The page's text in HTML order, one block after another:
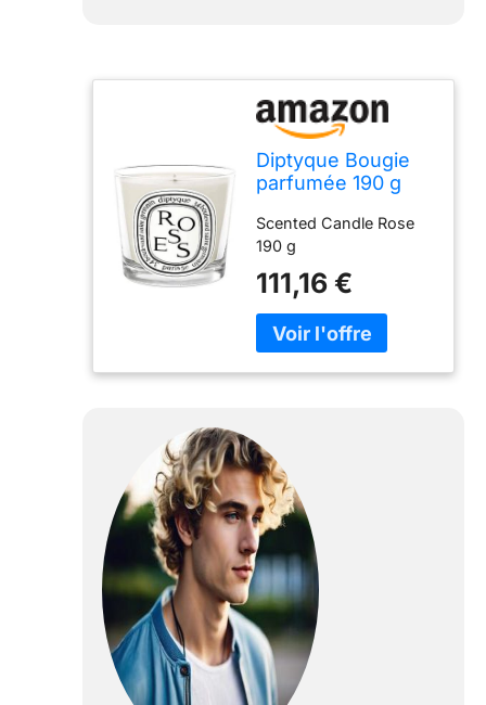
Diptyque Bougie
parfumée 190 g
Scented Candle Rose
190 g
111,16 €